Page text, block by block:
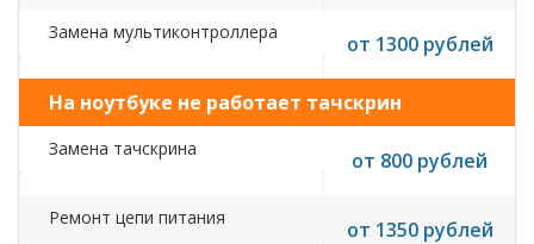
Замена мультиконтроллера от 1300 рублей
На ноутбуке не работает тачскрин
Замена тачскрина от 800 рублей
Ремонт цепи питания от 1350 рублей